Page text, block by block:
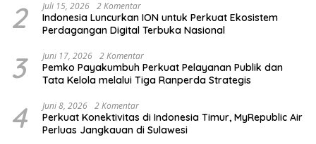
2 Juli 15, 2026 2 Komentar
Indonesia Luncurkan ION untuk Perkuat Ekosistem
Perdagangan Digital Terbuka Nasional
3 Juni 17, 2026 2 Komentar
Pemko Payakumbuh Perkuat Pelayanan Publik dan
Tata Kelola melalui Tiga Ranperda Strategis
4 Juni 8, 2026 2 Komentar
Perkuat Konektivitas di Indonesia Timur, MyRepublic Air
Perluas Jangkauan di Sulawesi